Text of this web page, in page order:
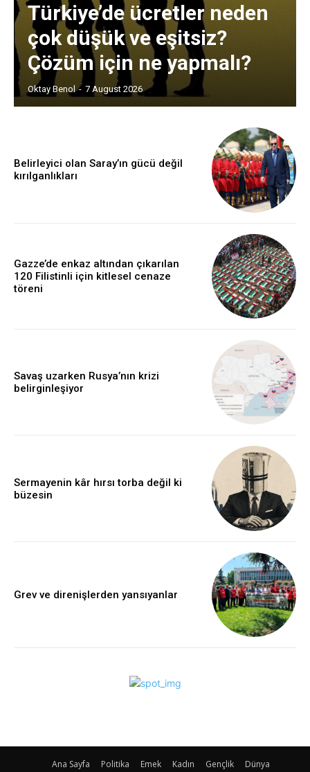
Türkiye’de ücretler neden
çok düşük ve eşitsiz?
Çözüm için ne yapmalı?
Oktay Benol - 7 August 2026
Belirleyici olan Saray’ın gücü değil
kırılganlıkları
Gazze’de enkaz altından çıkarılan
120 Filistinli için kitlesel cenaze
töreni
Savaş uzarken Rusya’nın krizi
belirginleşiyor
Sermayenin kâr hırsı torba değil ki
büzesin
Grev ve direnişlerden yansıyanlar
Ana Sayfa Politika Emek Kadın Gençlik Dünya